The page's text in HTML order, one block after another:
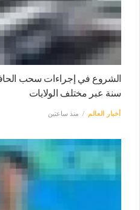
سنة عبر مختلف الولايات
أخبار العالم منذ ساعتين